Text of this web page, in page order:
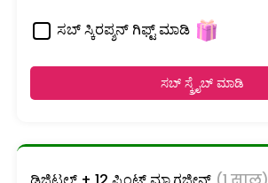
ಸಬ್ ಸ್ಕಿರಪ್ಶನ್ ಗಿಫ್ಟ್ ಮಾಡಿ
ಸಬ್ ಸ್ಕ್ರೈಬ್ ಮಾಡಿ